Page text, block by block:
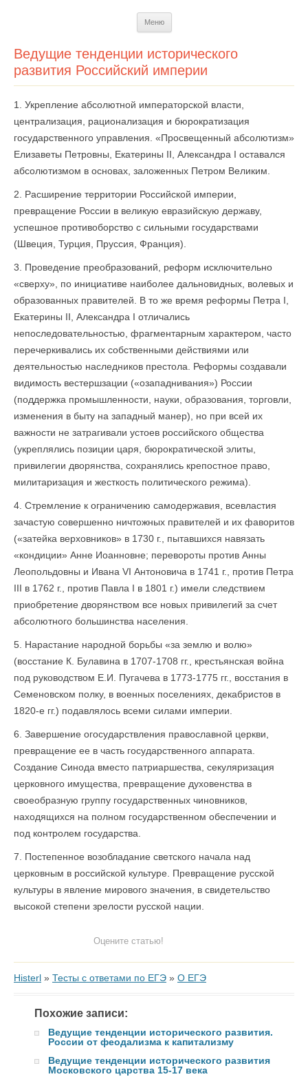
Меню
Ведущие тенденции исторического
развития Российский империи
1. Укрепление абсолютной императорской власти,
централизация, рационализация и бюрократизация
государственного управления. «Просвещенный абсолютизм»
Елизаветы Петровны, Екатерины II, Александра I оставался
абсолютизмом в основах, заложенных Петром Великим.
2. Расширение территории Российской империи,
превращение России в великую евразийскую державу,
успешное противоборство с сильными государствами
(Швеция, Турция, Пруссия, Франция).
3. Проведение преобразований, реформ исключительно
«сверху», по инициативе наиболее дальновидных, волевых и
образованных правителей. В то же время реформы Петра I,
Екатерины II, Александра I отличались
непоследовательностью, фрагментарным характером, часто
перечеркивались их собственными действиями или
деятельностью наследников престола. Реформы создавали
видимость вестершзации («озападнивания») России
(поддержка промышленности, науки, образования, торговли,
изменения в быту на западный манер), но при всей их
важности не затрагивали устоев российского общества
(укреплялись позиции царя, бюрократической элиты,
привилегии дворянства, сохранялись крепостное право,
милитаризация и жесткость политического режима).
4. Стремление к ограничению самодержавия, всевластия
зачастую совершенно ничтожных правителей и их фаворитов
(«затейка верховников» в 1730 г., пытавшихся навязать
«кондиции» Анне Иоанновне; перевороты против Анны
Леопольдовны и Ивана VI Антоновича в 1741 г., против Петра
III в 1762 г., против Павла I в 1801 г.) имели следствием
приобретение дворянством все новых привилегий за счет
абсолютного большинства населения.
5. Нарастание народной борьбы «за землю и волю»
(восстание К. Булавина в 1707-1708 гг., крестьянская война
под руководством Е.И. Пугачева в 1773-1775 гг., восстания в
Семеновском полку, в военных поселениях, декабристов в
1820-е гг.) подавлялось всеми силами империи.
6. Завершение огосударствления православной церкви,
превращение ее в часть государственного аппарата.
Создание Синода вместо патриаршества, секуляризация
церковного имущества, превращение духовенства в
своеобразную группу государственных чиновников,
находящихся на полном государственном обеспечении и
под контролем государства.
7. Постепенное возобладание светского начала над
церковным в российской культуре. Превращение русской
культуры в явление мирового значения, в свидетельство
высокой степени зрелости русской нации.
Оцените статью!
Histerl » Тесты с ответами по ЕГЭ » О ЕГЭ
Похожие записи:
Ведущие тенденции исторического развития.
России от феодализма к капитализму
Ведущие тенденции исторического развития
Московского царства 15-17 века